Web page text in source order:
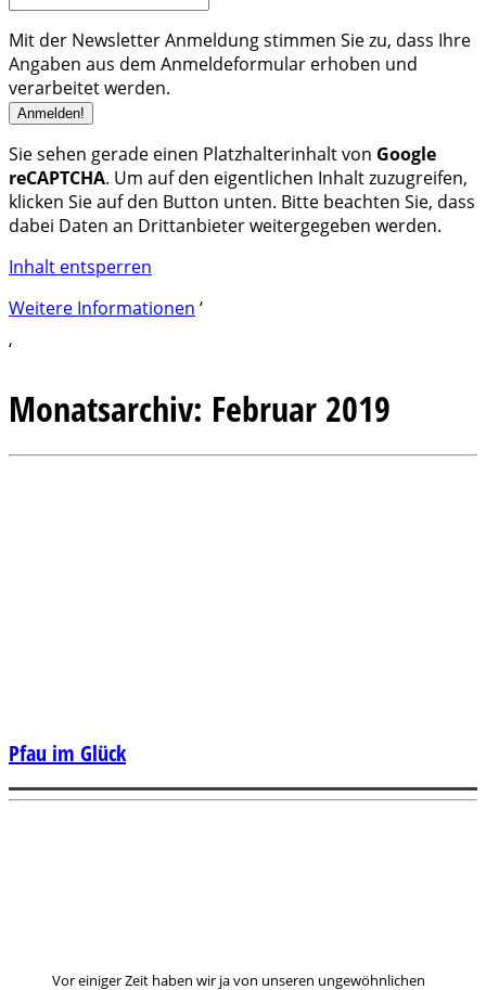
Mit der Newsletter Anmeldung stimmen Sie zu, dass Ihre
Angaben aus dem Anmeldeformular erhoben und
verarbeitet werden.
Sie sehen gerade einen Platzhalterinhalt von Google
reCAPTCHA. Um auf den eigentlichen Inhalt zuzugreifen,
klicken Sie auf den Button unten. Bitte beachten Sie, dass
dabei Daten an Drittanbieter weitergegeben werden.
Inhalt entsperren
Weitere Informationen ‘
‘
Monatsarchiv: Februar 2019
Vor einiger Zeit haben wir ja von unseren ungewöhnlichen
Pfau im Glück